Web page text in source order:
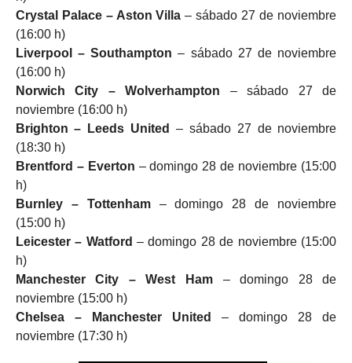
Crystal Palace – Aston Villa – sábado 27 de noviembre
(16:00 h)
Liverpool – Southampton – sábado 27 de noviembre
(16:00 h)
Norwich City – Wolverhampton – sábado 27 de
noviembre (16:00 h)
Brighton – Leeds United
– sábado 27 de noviembre
(18:30 h)
Brentford – Everton – domingo 28 de noviembre (15:00
h)
Burnley – Tottenham– domingo 28 de noviembre
(15:00 h)
Leicester – Watford – domingo 28 de noviembre (15:00
h)
Manchester City – West Ham– domingo 28 de
noviembre (15:00 h)
Chelsea – Manchester United
– domingo 28 de
noviembre (17:30 h)